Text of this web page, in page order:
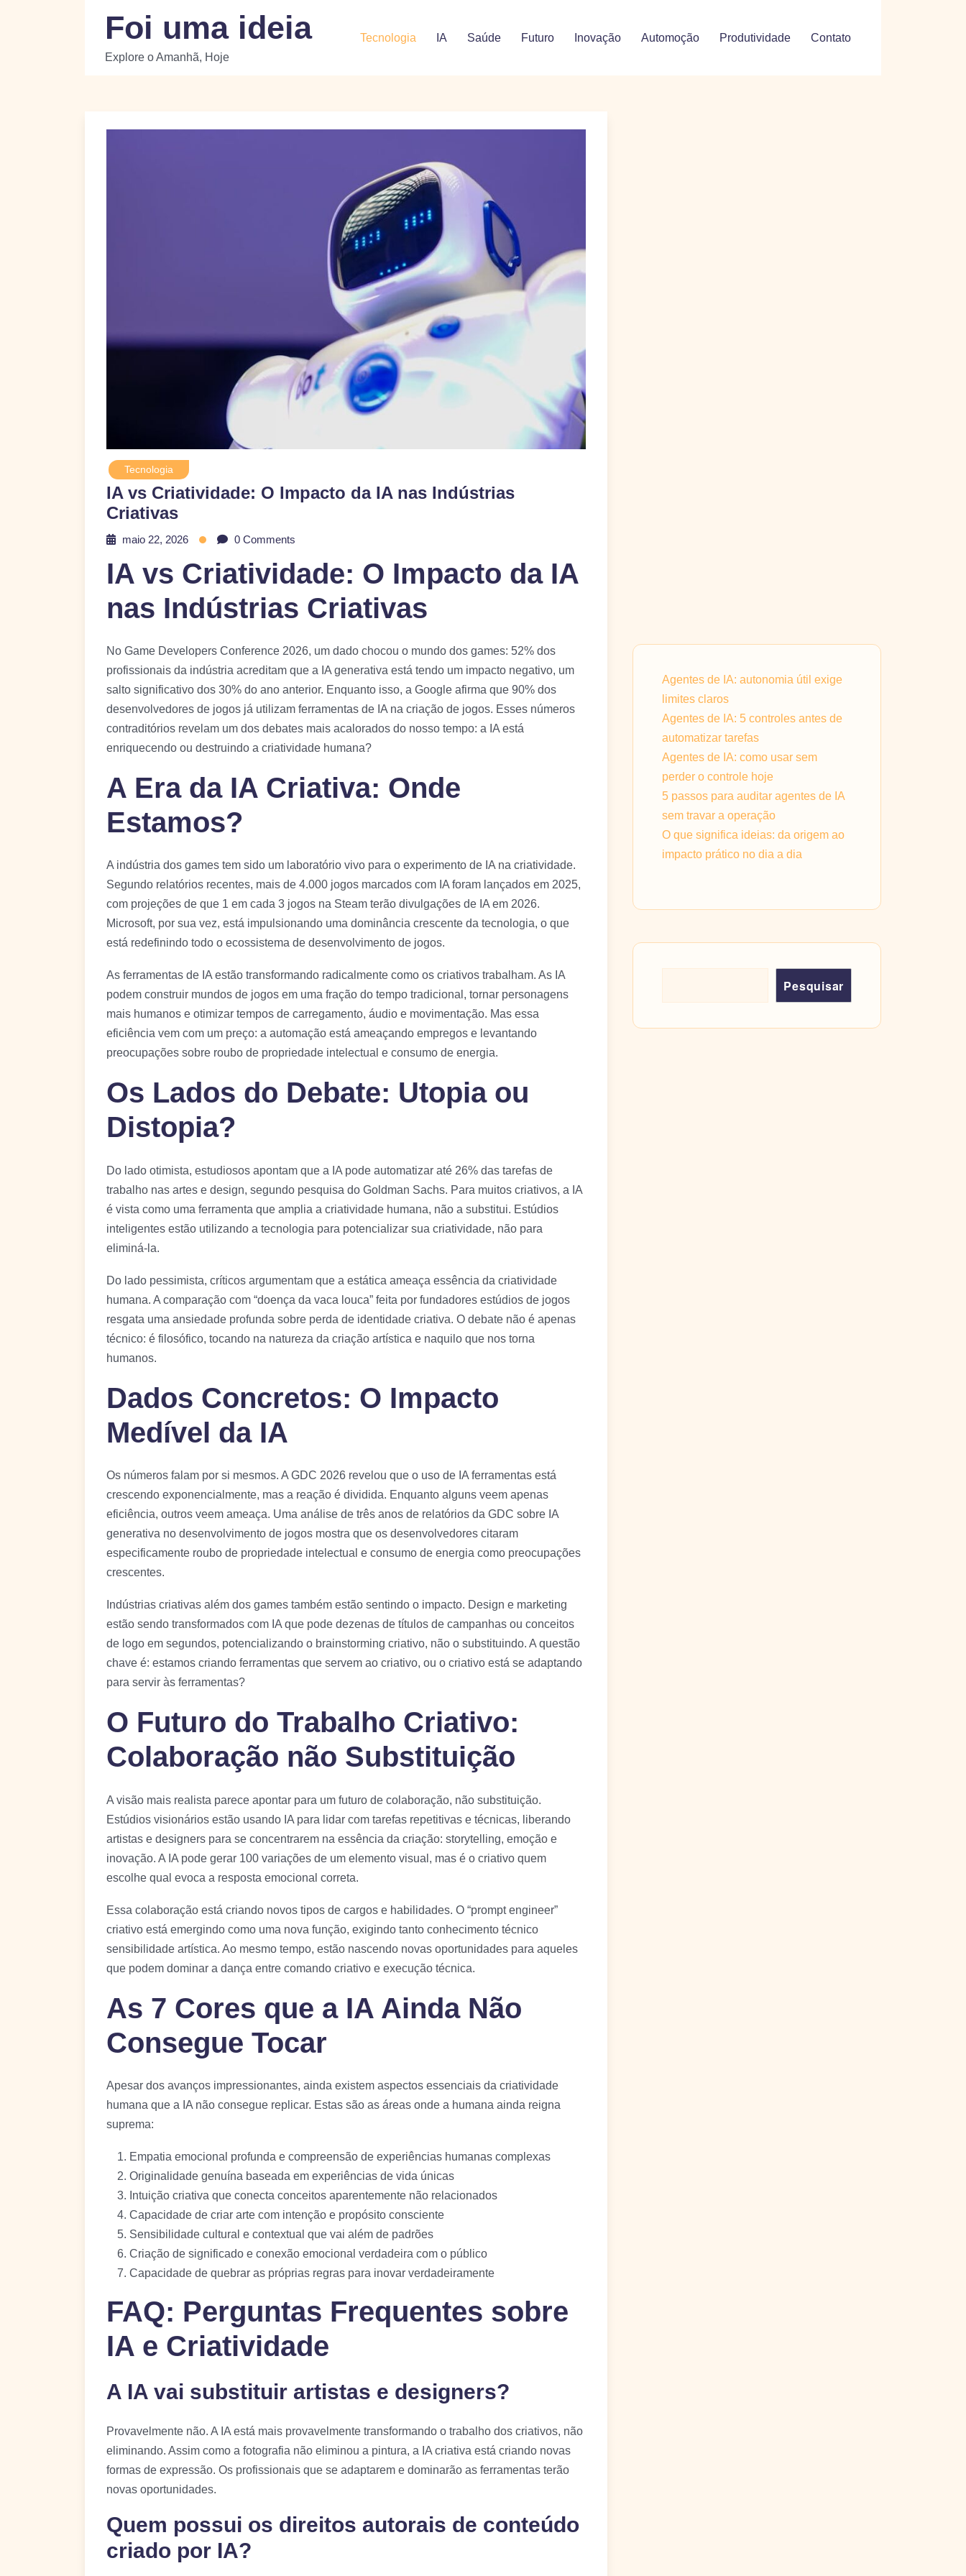
Foi uma ideia
Explore o Amanhã, Hoje
Tecnologia IA Saúde Futuro Inovação Automoção Produtividade Contato
Tecnologia
IA vs Criatividade: O Impacto da IA nas Indústrias
Criativas
maio 22, 2026 0 Comments
IA vs Criatividade: O Impacto da IA
nas Indústrias Criativas
No Game Developers Conference 2026, um dado chocou o mundo dos games: 52% dos
profissionais da indústria acreditam que a IA generativa está tendo um impacto negativo, um
salto significativo dos 30% do ano anterior. Enquanto isso, a Google afirma que 90% dos
desenvolvedores de jogos já utilizam ferramentas de IA na criação de jogos. Esses números
contraditórios revelam um dos debates mais acalorados do nosso tempo: a IA está
enriquecendo ou destruindo a criatividade humana?
A Era da IA Criativa: Onde
Estamos?
A indústria dos games tem sido um laboratório vivo para o experimento de IA na criatividade.
Segundo relatórios recentes, mais de 4.000 jogos marcados com IA foram lançados em 2025,
com projeções de que 1 em cada 3 jogos na Steam terão divulgações de IA em 2026.
Microsoft, por sua vez, está impulsionando uma dominância crescente da tecnologia, o que
está redefinindo todo o ecossistema de desenvolvimento de jogos.
As ferramentas de IA estão transformando radicalmente como os criativos trabalham. As IA
podem construir mundos de jogos em uma fração do tempo tradicional, tornar personagens
mais humanos e otimizar tempos de carregamento, áudio e movimentação. Mas essa
eficiência vem com um preço: a automação está ameaçando empregos e levantando
preocupações sobre roubo de propriedade intelectual e consumo de energia.
Os Lados do Debate: Utopia ou
Distopia?
Do lado otimista, estudiosos apontam que a IA pode automatizar até 26% das tarefas de
trabalho nas artes e design, segundo pesquisa do Goldman Sachs. Para muitos criativos, a IA
é vista como uma ferramenta que amplia a criatividade humana, não a substitui. Estúdios
inteligentes estão utilizando a tecnologia para potencializar sua criatividade, não para
eliminá-la.
Do lado pessimista, críticos argumentam que a estática ameaça essência da criatividade
humana. A comparação com “doença da vaca louca” feita por fundadores estúdios de jogos
resgata uma ansiedade profunda sobre perda de identidade criativa. O debate não é apenas
técnico: é filosófico, tocando na natureza da criação artística e naquilo que nos torna
humanos.
Dados Concretos: O Impacto
Medível da IA
Os números falam por si mesmos. A GDC 2026 revelou que o uso de IA ferramentas está
crescendo exponencialmente, mas a reação é dividida. Enquanto alguns veem apenas
eficiência, outros veem ameaça. Uma análise de três anos de relatórios da GDC sobre IA
generativa no desenvolvimento de jogos mostra que os desenvolvedores citaram
especificamente roubo de propriedade intelectual e consumo de energia como preocupações
crescentes.
Indústrias criativas além dos games também estão sentindo o impacto. Design e marketing
estão sendo transformados com IA que pode dezenas de títulos de campanhas ou conceitos
de logo em segundos, potencializando o brainstorming criativo, não o substituindo. A questão
chave é: estamos criando ferramentas que servem ao criativo, ou o criativo está se adaptando
para servir às ferramentas?
O Futuro do Trabalho Criativo:
Colaboração não Substituição
A visão mais realista parece apontar para um futuro de colaboração, não substituição.
Estúdios visionários estão usando IA para lidar com tarefas repetitivas e técnicas, liberando
artistas e designers para se concentrarem na essência da criação: storytelling, emoção e
inovação. A IA pode gerar 100 variações de um elemento visual, mas é o criativo quem
escolhe qual evoca a resposta emocional correta.
Essa colaboração está criando novos tipos de cargos e habilidades. O “prompt engineer”
criativo está emergindo como uma nova função, exigindo tanto conhecimento técnico
sensibilidade artística. Ao mesmo tempo, estão nascendo novas oportunidades para aqueles
que podem dominar a dança entre comando criativo e execução técnica.
As 7 Cores que a IA Ainda Não
Consegue Tocar
Apesar dos avanços impressionantes, ainda existem aspectos essenciais da criatividade
humana que a IA não consegue replicar. Estas são as áreas onde a humana ainda reigna
suprema:
Empatia emocional profunda e compreensão de experiências humanas complexas
Originalidade genuína baseada em experiências de vida únicas
Intuição criativa que conecta conceitos aparentemente não relacionados
Capacidade de criar arte com intenção e propósito consciente
Sensibilidade cultural e contextual que vai além de padrões
Criação de significado e conexão emocional verdadeira com o público
Capacidade de quebrar as próprias regras para inovar verdadeiramente
FAQ: Perguntas Frequentes sobre
IA e Criatividade
A IA vai substituir artistas e designers?
Provavelmente não. A IA está mais provavelmente transformando o trabalho dos criativos, não
eliminando. Assim como a fotografia não eliminou a pintura, a IA criativa está criando novas
formas de expressão. Os profissionais que se adaptarem e dominarão as ferramentas terão
novas oportunidades.
Quem possui os direitos autorais de conteúdo
criado por IA?
Agentes de IA: autonomia útil exige
limites claros
Agentes de IA: 5 controles antes de
automatizar tarefas
Agentes de IA: como usar sem
perder o controle hoje
5 passos para auditar agentes de IA
sem travar a operação
O que significa ideias: da origem ao
impacto prático no dia a dia
Pesquisar